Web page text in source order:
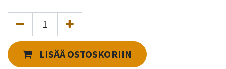
LISÄÄ OSTOSKORIIN